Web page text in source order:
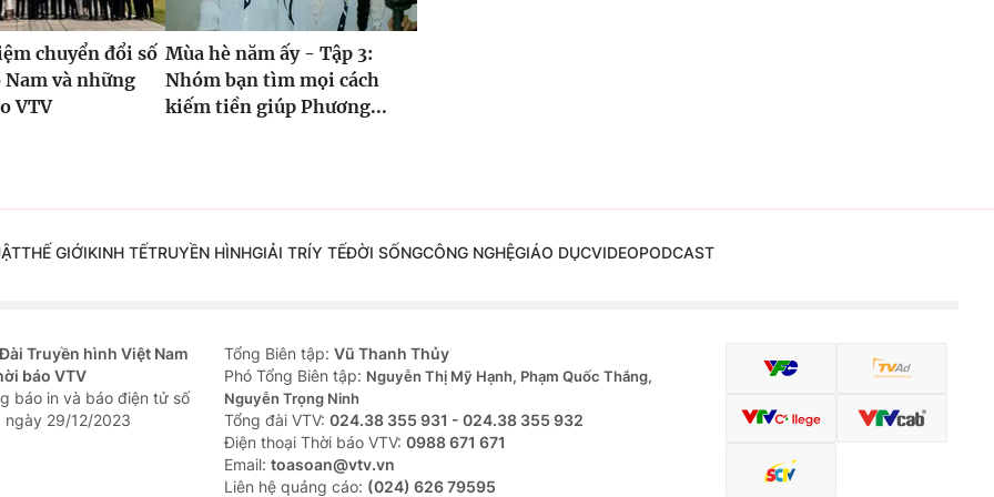
chuyển đổi số
và những
VTV
Mùa hè năm ấy - Tập 3:
Nhóm bạn tìm mọi cách
kiếm tiền giúp Phương...
THẾ GIỚIKINH TẾTRUYỀN HÌNHGIẢI TRÍY TẾĐỜI SỐNGCÔNG NGHỆGIÁO DỤCVIDEOPODCAST
Đài Truyền hình Việt Nam
báo VTV
báo in và báo điện tử số
ngày 29/12/2023
Tổng Biên tập: Vũ Thanh Thủy
Phó Tổng Biên tập: Nguyễn Thị Mỹ Hạnh, Phạm Quốc Thắng,
Nguyễn Trọng Ninh
Tổng đài VTV: 024.38 355 931 - 024.38 355 932
Ðiện thoại Thời báo VTV: 0988 671 671
Email: toasoan@vtv.vn
Liên hệ quảng cáo: (024) 626 79595